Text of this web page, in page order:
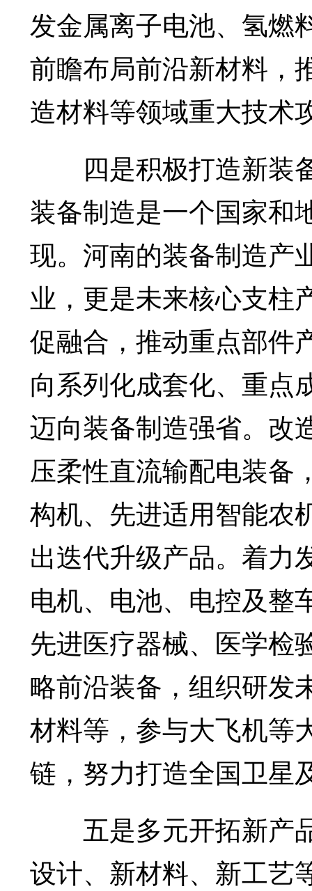
发金属离子电池、氢燃
前瞻布局前沿新材料，
造材料等领域重大技术
四是积极打造新装
装备制造是一个国家和
现。河南的装备制造产
业，更是未来核心支柱
促融合，推动重点部件
向系列化成套化、重点
迈向装备制造强省。改
压柔性直流输配电装备
构机、先进适用智能农
出迭代升级产品。着力
电机、电池、电控及整
先进医疗器械、医学检
略前沿装备，组织研发
材料等，参与大飞机等
链，努力打造全国卫星
五是多元开拓新产
设计、新材料、新工艺